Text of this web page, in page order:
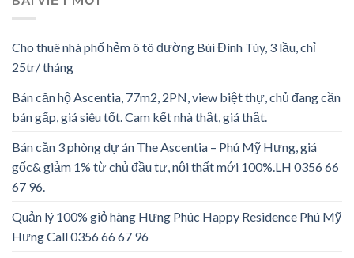
Cho thuê nhà phố hẻm ô tô đường Bùi Đình Túy, 3 lầu, chỉ
25tr/ tháng
Bán căn hộ Ascentia, 77m2, 2PN, view biệt thự, chủ đang cần
bán gấp, giá siêu tốt. Cam kết nhà thật, giá thật.
Bán căn 3 phòng dự án The Ascentia – Phú Mỹ Hưng, giá
gốc& giảm 1% từ chủ đầu tư, nội thất mới 100%.LH 0356 66
67 96.
Quản lý 100% giỏ hàng Hưng Phúc Happy Residence Phú Mỹ
Hưng Call 0356 66 67 96